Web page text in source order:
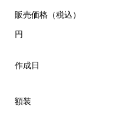
販売価格（税込）
円
作成日
額装